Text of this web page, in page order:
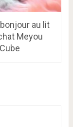
au lit
Meyou